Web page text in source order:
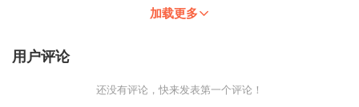
加载更多
用户评论
还没有评论，快来发表第一个评论！